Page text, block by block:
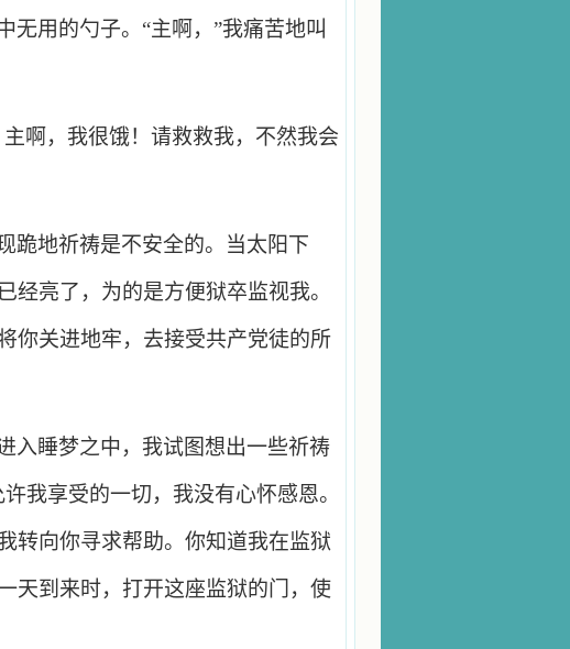
无用的勺子。“主啊，”我痛苦地叫
啊，我很饿！请救救我，不然我会
跪地祈祷是不安全的。当太阳下
经亮了，为的是方便狱卒监视我。
你关进地牢，去接受共产党徒的所
入睡梦之中，我试图想出一些祈祷
我享受的一切，我没有心怀感恩。
转向你寻求帮助。你知道我在监狱
天到来时，打开这座监狱的门，使